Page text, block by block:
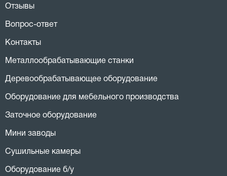
Отзывы
Вопрос-ответ
Контакты
Металлообрабатывающие станки
Деревообрабатывающее оборудование
Оборудование для мебельного производства
Заточное оборудование
Мини заводы
Сушильные камеры
Оборудование б/у